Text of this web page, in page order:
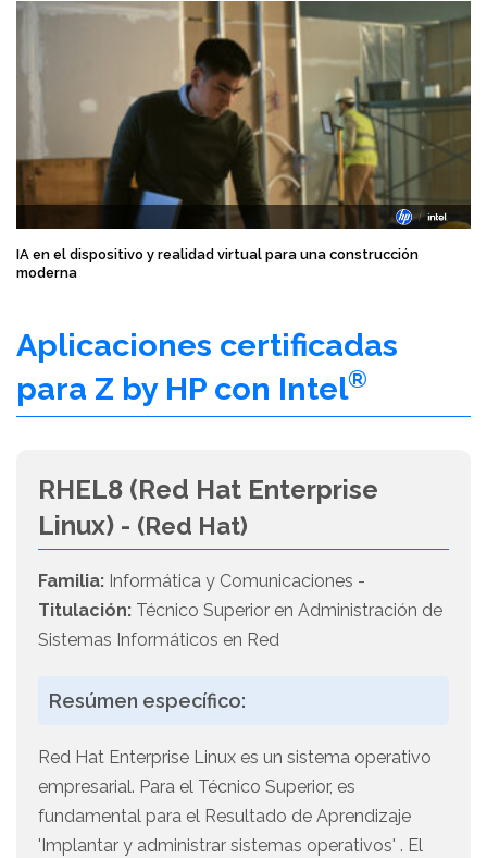
IA en el dispositivo y realidad virtual para una construcción
moderna
Aplicaciones certificadas
para Z by HP con Intel®
RHEL8 (Red Hat Enterprise
Linux) - (Red Hat)
Familia: Informática y Comunicaciones -
Titulación: Técnico Superior en Administración de
Sistemas Informáticos en Red
Resúmen específico:
Red Hat Enterprise Linux es un sistema operativo
empresarial. Para el Técnico Superior, es
fundamental para el Resultado de Aprendizaje
'Implantar y administrar sistemas operativos' . El